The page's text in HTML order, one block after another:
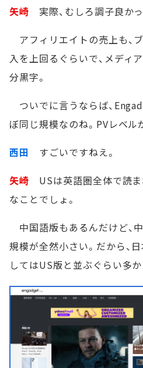
矢崎 実際、むしろ調子良かっ
アフィリエイトの売上も、
入を上回るぐらいで、メディ
分黒字。
ついでに言うならば、
ぼ同じ規模なのね。PVレベル
西田 すごいですねえ。
矢崎 USは英語圏全体で読ま
なことでしょ。
中国語版もあるんだけど、
規模が全然小さい。だから、
してはUS版と並ぶぐらい多か